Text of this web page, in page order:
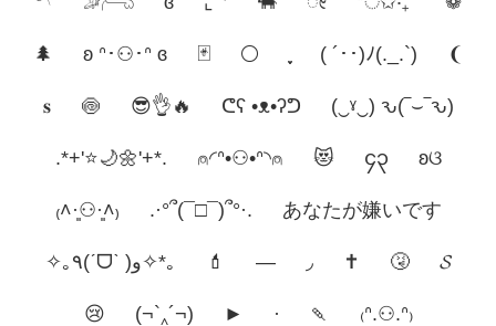
🌲 ʚ ᐢ･⚇･ᐢ ɞ 🃏 ⚪ ( ´･･)ﾉ(._.`) ❨
𝐬 🍥 😎👌🔥 ᕦʕ •ᴥ•ʔᕤ (‿ˠ‿) ԅ(‾⌣‾ԅ)
.*+'⭐️🌙🌼'+*. ⍝◜ᐢ•⚇•ᐢ◝⍝ 😻 ၄၃ ʚଓ
₍˄·͈⚇·͈˄₎ .·°՞(¯□¯)՞°·. あなたが嫌い​​です
✧｡٩(ˊᗜˋ )و✧*｡ 💄 ― ◞ ✝️ 🤧 𝓢
😢 (¬`‸´¬) ► · 🍡 ₍ᐢ.⚇.ᐢ₎